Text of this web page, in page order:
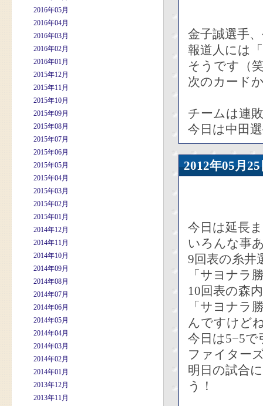
2016年05月
2016年04月
2016年03月
2016年02月
2016年01月
2015年12月
2015年11月
2015年10月
2015年09月
2015年08月
2015年07月
2015年06月
2015年05月
2015年04月
2015年03月
2015年02月
2015年01月
2014年12月
2014年11月
2014年10月
2014年09月
2014年08月
2014年07月
2014年06月
2014年05月
2014年04月
2014年03月
2014年02月
2014年01月
2013年12月
2013年11月
金子誠選手
報道人には
そうです（
次のカード
チームは連
今日は中田
2012年05
今日は延長
いろんな事
9回表の糸井
「サヨナラ
10回表の森
「サヨナラ
んですけど
今日は5−5
ファイター
明日の試合
う！